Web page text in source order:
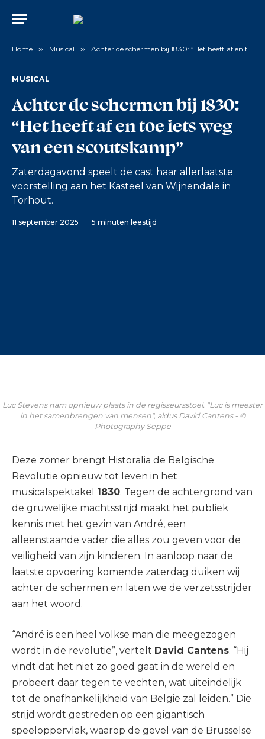
Home » Musical » Achter de schermen bij 1830: “Het heeft af en toe iets weg van een scoutskamp”
MUSICAL
Achter de schermen bij 1830:
“Het heeft af en toe iets weg
van een scoutskamp”
Zaterdagavond speelt de cast haar allerlaatste
voorstelling aan het Kasteel van Wijnendale in
Torhout.
11 september 2025 5 minuten leestijd
Luc Stevens nam opnieuw plaats in de regisseursstoel. "Luc is meester
in het samenbrengen van mensen", aldus David Cantens - ©
Photography Seppe
Deze zomer brengt Historalia de Belgische
Revolutie opnieuw tot leven in het
musicalspektakel 1830. Tegen de achtergrond van
de gruwelijke machtsstrijd maakt het publiek
kennis met het gezin van André, een
alleenstaande vader die alles zou geven voor de
veiligheid van zijn kinderen. In aanloop naar de
laatste opvoering komende zaterdag duiken wij
achter de schermen en laten we de verzetsstrijder
aan het woord.
“André is een heel volkse man die meegezogen
wordt in de revolutie”, vertelt David Cantens. “Hij
vindt dat het niet zo goed gaat in de wereld en
probeert daar tegen te vechten, wat uiteindelijk
tot de onafhankelijkheid van België zal leiden.” Die
strijd wordt gestreden op een gigantisch
speeloppervlak, waarop de gevel van de Brusselse